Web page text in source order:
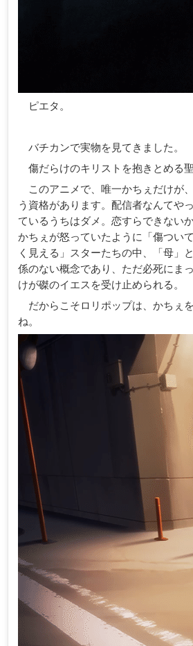
ピエタ。
バチカンで実物を見てきました。
傷だらけのキリストを抱きとめる聖
このアニメで、唯一かちぇだけが
う資格があります。配信者なんてや
ているうちはダメ。恋すらできない
かちぇが怒っていたように「傷つい
く見える」スターたちの中、「母」
係のない概念であり、ただ必死にま
けが磔のイエスを受け止められる。
だからこそロリポップは、かちぇ
ね。